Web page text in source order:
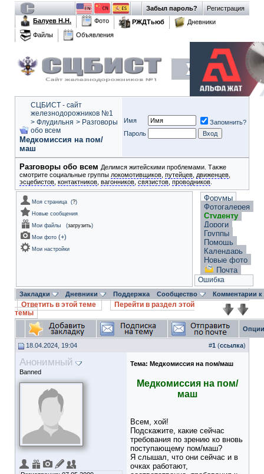
Регистрация
Забыл пароль?
Балуев Н.Н.
Фото РЖДТьюб
Дневники
Файлы
Объявления
СЦБИСТ - сайт
железнодорожников №1
> Флудильня > Разговоры
обо всем
Медкомиссия на пом/
маш
Имя
Запомнить?
Пароль
Разговоры обо всем Делимся житейскими проблемами. Также
смотрите социальные группы локомотивщиков путейцев движенцев
эсцебистов контактников вагонников связистов проводников
Моя страница (?)
Новые сообщения
Мои файлы
(загрузить)
Мои фото (+)
Мои настройки
Форумы
Фотогалерея
Студенту
Дороги
Группы
Помощь
Календарь
Новые фото
Почта
Ошибка
Закладки Дневники Поддержка Сообщество Комментарии
Ответить в этой теме
Перейти в раздел этой
темы
18.04.2024, 19:04 #1 (ссылка)
Анонимный
Banned
Тема: Медкомиссия на пом/маш
Медкомиссия на пом/
маш
Всем, хой!
Подскажите, какие сейчас
требования по зрению ко вновь
поступающему пом/маш?
Я слышал, что они сейчас и в
очках работают,